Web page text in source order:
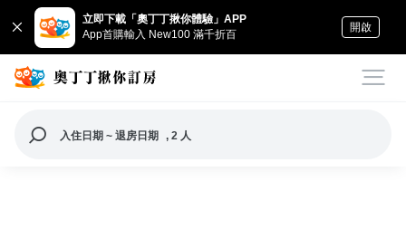
立即下載「奧丁丁揪你體驗」APP
App首購輸入 New100 滿千折百
開啟
入住日期 ~ 退房日期 , 2 人